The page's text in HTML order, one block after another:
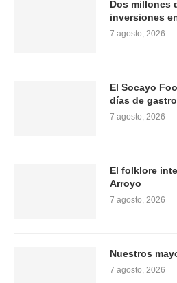
Dos millones
inversiones
7 agosto, 2026
El Socayo
días de
7 agosto, 2026
El folklore
Arroyo
7 agosto, 2026
Nuestros
7 agosto, 2026